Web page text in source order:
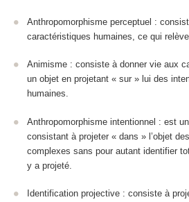
Anthropomorphisme perceptuel :
caractéristiques humaines, ce qui relève
Animisme : consiste à donner vie aux
un objet en projetant « sur » lui des
humaines.
Anthropomorphisme intentionnel : est
consistant à projeter « dans » l’objet
complexes sans pour autant identifier
y a projeté.
Identification projective : consiste à